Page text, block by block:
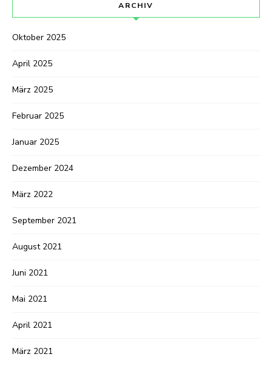
ARCHIV
Oktober 2025
April 2025
März 2025
Februar 2025
Januar 2025
Dezember 2024
März 2022
September 2021
August 2021
Juni 2021
Mai 2021
April 2021
März 2021